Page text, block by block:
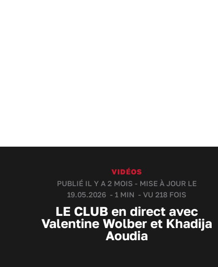
VIDÉOS
PUBLIÉ IL Y A 2 MOIS - MISE À JOUR LE
19.05.2026 - 1 MIN - VU 218 FOIS
LE CLUB en direct avec
Valentine Wolber et Khadija
Aoudia